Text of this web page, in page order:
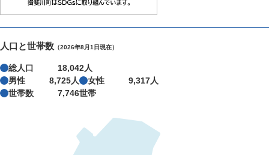
人口と世帯数 （2026年8月1日現在）
総人口
18,042人
男性
8,725人 女性
9,317人
世帯数
7,746世帯